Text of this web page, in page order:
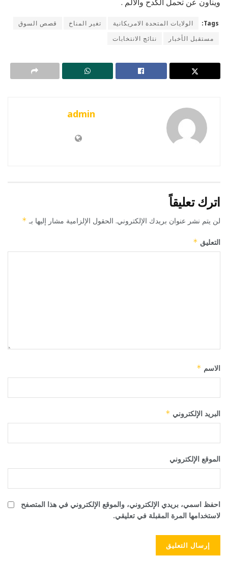
Tags: الولايات المتحدة الامريكانية تغير المناخ
قصص السوق
مستقبل الأخبار
نتائج الانتخابات
admin
اترك تعليقاً
لن يتم نشر عنوان بريدك الإلكتروني. الحقول الإلزامية مشار إليها بـ *
التعليق *
الاسم *
البريد الإلكتروني *
الموقع الإلكتروني
احفظ اسمي، بريدي الإلكتروني، والموقع الإلكتروني في هذا المتصفح
لاستخدامها المرة المقبلة في تعليقي.